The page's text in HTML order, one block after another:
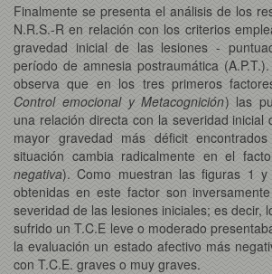
Finalmente se presenta el análisis de los
N.R.S.-R en relación con los criterios
gravedad inicial de las lesiones -
período de amnesia postraumática
observa que en los tres primeros
Control emocional y Metacognición) las
una relación directa con la severidad inicial
mayor gravedad más déficit
situación cambia radicalmente en el
negativa). Como muestran las figuras 1 y
obtenidas en este factor son
severidad de las lesiones iniciales; es decir,
sufrido un T.C.E leve o moderado
la evaluación un estado afectivo más
con T.C.E. graves o muy graves.